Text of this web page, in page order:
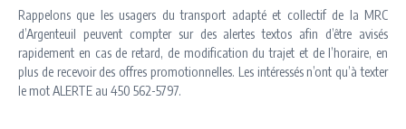
Rappelons que les usagers du transport adapté et collectif de la MRC
d’Argenteuil peuvent compter sur des alertes textos afin d’être avisés
rapidement en cas de retard, de modification du trajet et de l’horaire, en
plus de recevoir des offres promotionnelles. Les intéressés n’ont qu’à texter
le mot ALERTE au 450 562-5797.